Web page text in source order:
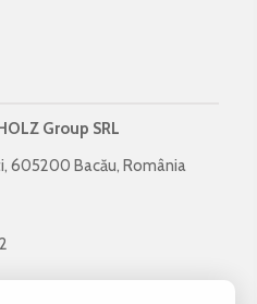
Group SRL
605200 Bacău, România